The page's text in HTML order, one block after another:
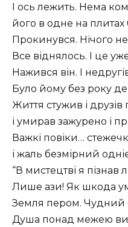
І ось лежить. Нема
його в одне на плитах
Прокинувся. Нічого
Все віднялось. І це
Нажився він. І
Було йому без року
Життя стужив і
і умирав зажурено і
Важкі повіки…
і жаль безмірний
“В мистецтві я пізнав
Лише ази! Як шкода
Земля пером. Чудний
Душа понад межею